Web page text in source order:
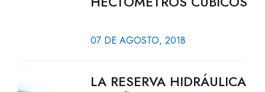
07 DE AGOSTO, 2018
LA RESERVA HIDRÁULICA